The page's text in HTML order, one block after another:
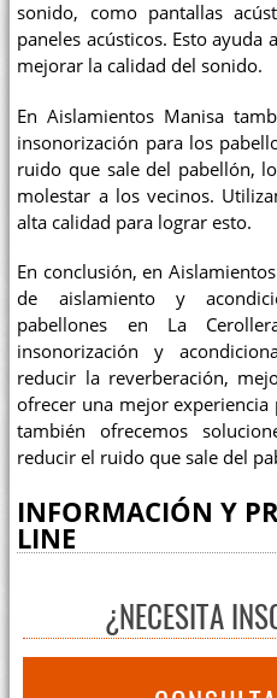
sonido, como pantallas
paneles acústicos. Esto
mejorar la calidad del sonido.
En Aislamientos Manisa
insonorización para los
ruido que sale del pabellón,
molestar a los vecinos.
alta calidad para lograr esto.
En conclusión, en
de aislamiento y
pabellones en La
insonorización y
reducir la reverberación,
ofrecer una mejor experiencia
también ofrecemos
reducir el ruido que sale del
INFORMACIÓN Y
LINE
¿NECESITA